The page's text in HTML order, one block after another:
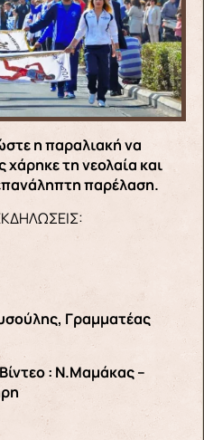
η παραλιακή να
χάρηκε τη νεολαία και
παρέλαση.
Γραμματέας
: Ν.Μαμάκας –